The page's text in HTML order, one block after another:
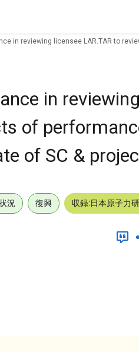
in reviewing licensee LAR.TAR to
in
of
of SC &
況 復興 収録:日本原子力